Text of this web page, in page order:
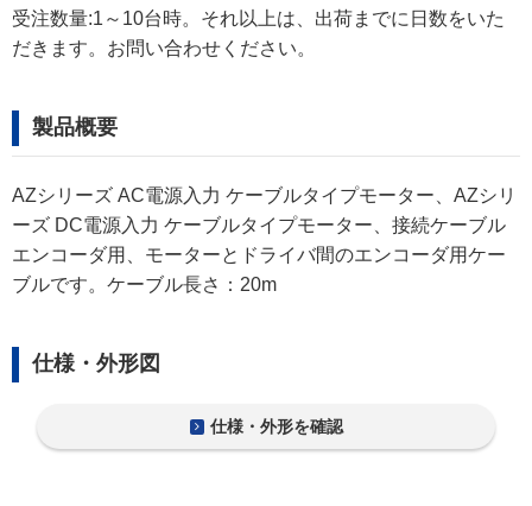
受注数量:1～10台時。それ以上は、出荷までに日数をいた
だきます。お問い合わせください。
製品概要
AZシリーズ AC電源入力 ケーブルタイプモーター、AZシリ
ーズ DC電源入力 ケーブルタイプモーター、接続ケーブル
エンコーダ用、モーターとドライバ間のエンコーダ用ケー
ブルです。ケーブル長さ：20m
仕様・外形図
仕様・外形を確認